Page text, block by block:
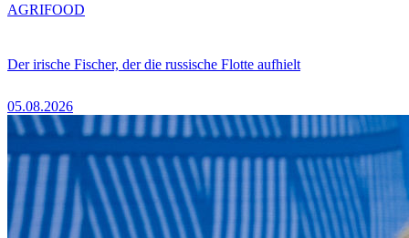
Der irische Fischer, der die russische Flotte aufhielt
05.08.2026
AGRIFOOD